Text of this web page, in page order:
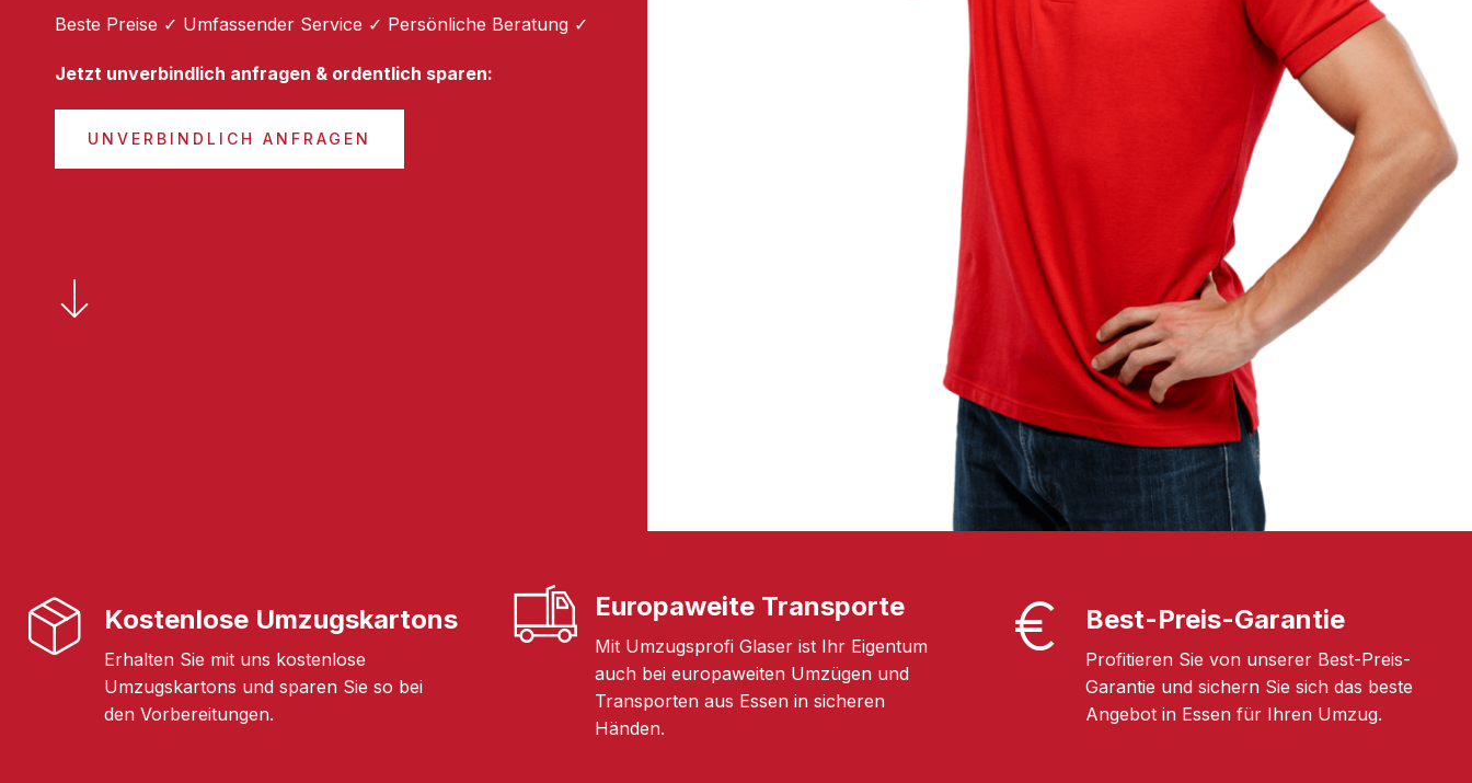
Beste Preise ✓ Umfassender Service ✓ Persönliche Beratung ✓
Jetzt unverbindlich anfragen & ordentlich sparen:
UNVERBINDLICH ANFRAGEN
Kostenlose Umzugskartons
Erhalten Sie mit uns kostenlose
Umzugskartons und sparen Sie so bei
den Vorbereitungen.
Europaweite Transporte
Mit Umzugsprofi Glaser ist Ihr Eigentum
auch bei europaweiten Umzügen und
Transporten aus Essen in sicheren
Händen.
Best-Preis-Garantie
Profitieren Sie von unserer Best-Preis-
Garantie und sichern Sie sich das beste
Angebot in Essen für Ihren Umzug.